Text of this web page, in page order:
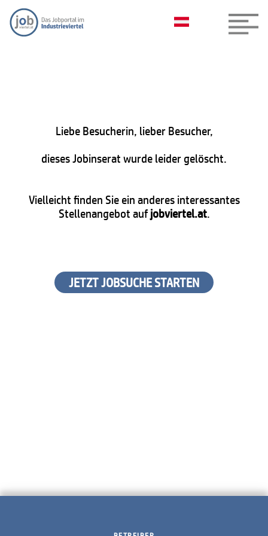
Liebe Besucherin, lieber Besucher,
dieses Jobinserat wurde leider gelöscht.
Vielleicht finden Sie ein anderes interessantes
Stellenangebot aufjobviertel.at.
JETZT JOBSUCHE STARTEN